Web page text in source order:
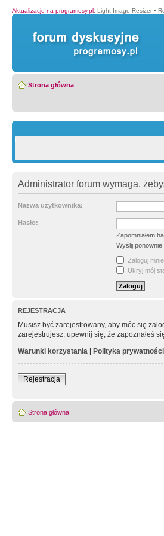
Aktualizacje na programosy.pl: Light Image Resizer •
Strona główna
Administrator forum wymaga,
Nazwa użytkownika:
Hasło:
Zapomniałem
Wyślij
Zaloguj
Ukryj mój
REJESTRACJA
Musisz być zarejestrowany, aby móc się
zarejestrujesz, upewnij się, że zapoznałeś
Warunki korzystania | Polityka prywatności
Rejestracja
Strona główna